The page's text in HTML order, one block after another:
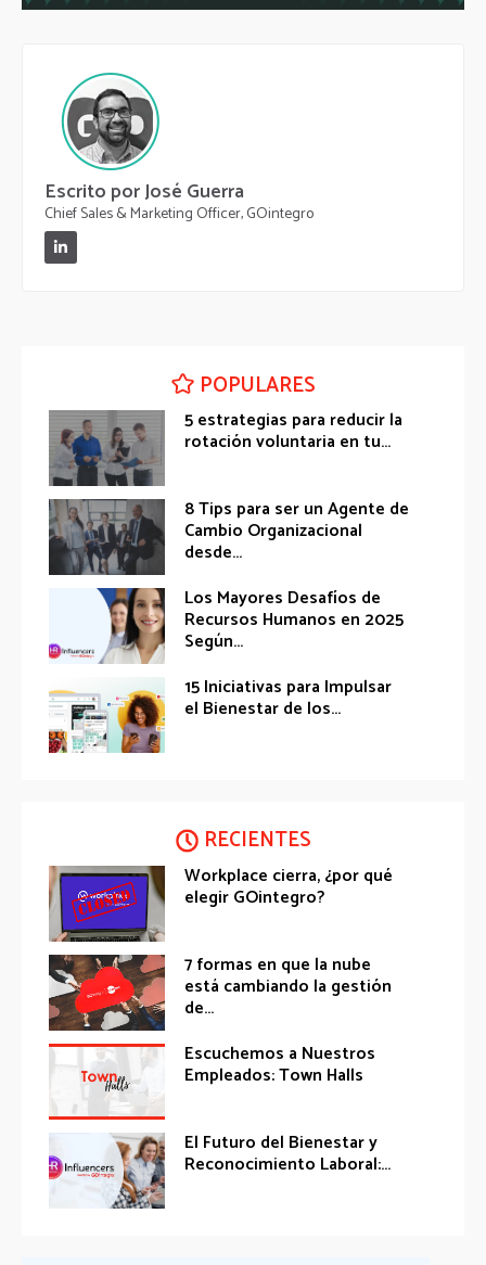
Escrito por José Guerra
Chief Sales & Marketing Officer, GOintegro
POPULARES
5 estrategias para reducir la
rotación voluntaria en tu...
8 Tips para ser un Agente de
Cambio Organizacional
desde...
Los Mayores Desafíos de
Recursos Humanos en 2025
Según...
15 Iniciativas para Impulsar
el Bienestar de los...
RECIENTES
Workplace cierra, ¿por qué
elegir GOintegro?
7 formas en que la nube
está cambiando la gestión
de...
Escuchemos a Nuestros
Empleados: Town Halls
El Futuro del Bienestar y
Reconocimiento Laboral:...